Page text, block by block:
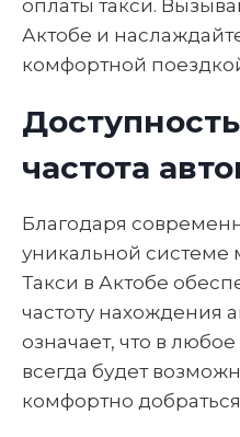
оплаты такси.
Актобе и
комфортной
частота
Благодаря
уникальной системе
Такси в Актобе
частоту нахождения
означает, что в
всегда будет
комфортно